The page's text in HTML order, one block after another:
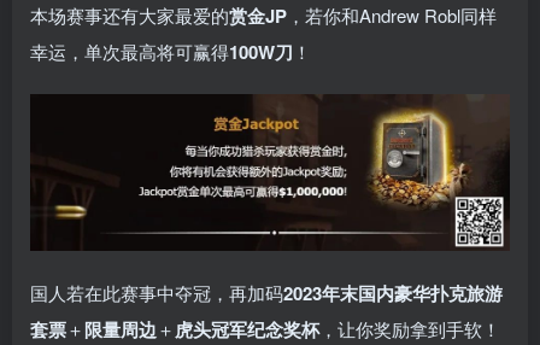
本场赛事还有大家最爱的赏金JP ，若你和Andrew Robl同样
幸运，单次最高将可赢得100W刀 ！
国人若在此赛事中夺冠，再加码2023年末国内豪华扑克旅游
套票＋限量周边＋虎头冠军纪念奖杯，让你奖励拿到手软！